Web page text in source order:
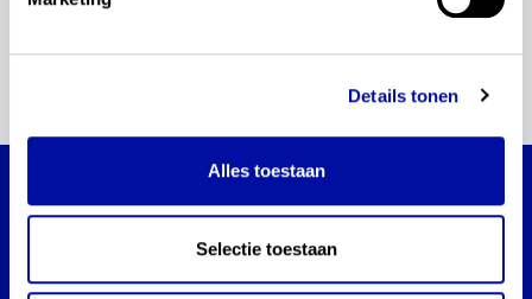
Details tonen
Alles toestaan
Selectie toestaan
Blijf via dit platform op de hoogte van de
actualisatie van de kerndoelen burgerschap.